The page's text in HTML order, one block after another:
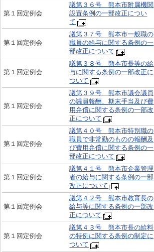
第１回定例会
議第３６号 熊本市附属機関
設置条例の一部改正につい
て
第１回定例会
議第３７号 熊本市一般職の
職員の給与に関する条例の一
部改正について
第１回定例会
議第３８号 熊本市長等の給
与に関する条例の一部改正に
ついて
第１回定例会
議第３９号 熊本市議会議員
の議員報酬、期末手当及び費
用弁償に関する条例の一部改
正について
第１回定例会
議第４０号 熊本市特別職の
職員で非常勤のものの報酬及
び費用弁償に関する条例の一
部改正について
第１回定例会
議第４１号 熊本市企業管理
者の給与に関する条例の一部
改正について
第１回定例会
議第４２号 熊本市教育長の
給与等に関する条例の一部改
正について
第１回定例会
議第４３号 熊本市長の給料
の特例に関する条例の制定に
ついて